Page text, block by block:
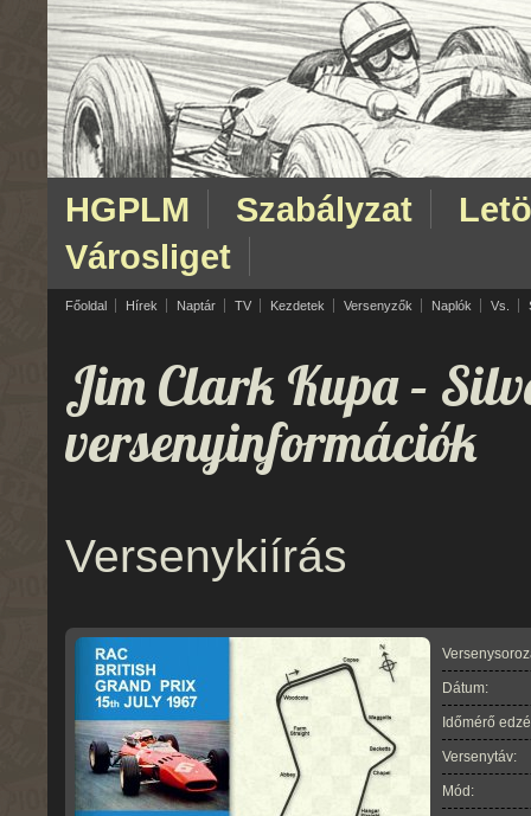
HGPLM Szabályzat
Városliget
Főoldal Hírek Naptár TV Kezdetek Versenyzők Naplók Vs.
Jim Clark Kupa–
versenyinformációk
Versenykiírás
Dátum:
Időmérő
Versenytáv:
Mód: